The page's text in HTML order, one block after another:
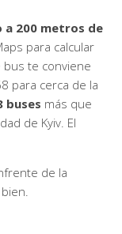
200 metros de
para calcular
te conviene
para cerca de la
buses más que
de Kyiv. El
de la